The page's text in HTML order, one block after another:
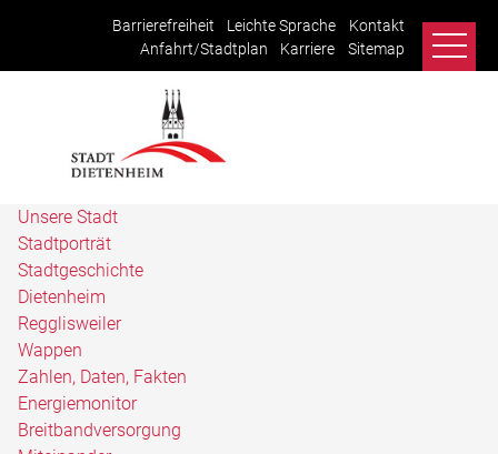
Barrierefreiheit Leichte Sprache
Kontakt
Anfahrt/Stadtplan
Karriere Sitemap
Unsere Stadt
Stadtporträt
Stadtgeschichte
Dietenheim
Regglisweiler
Wappen
Zahlen, Daten, Fakten
Energiemonitor
Breitbandversorgung